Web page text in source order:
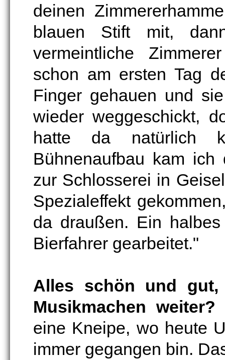
deinen
blauen Stift mit,
vermeintliche
schon am ersten Tag
Finger gehauen und
wieder weggeschickt,
hatte da natürlich
Bühnenaufbau kam
zur Schlosserei in
Spezialeffekt
da draußen. Ein
Bierfahrer gearbeitet."
Alles schön und
Musikmachen weiter?
eine Kneipe, wo heute
immer gegangen bin.